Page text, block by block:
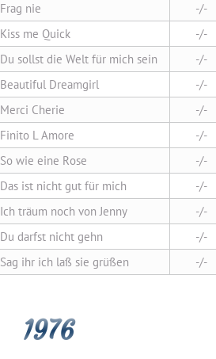
Frag nie
-/-
Kiss me Quick
-/-
Du sollst die Welt für mich sein
-/-
Beautiful Dreamgirl
-/-
Merci Cherie
-/-
Finito L Amore
-/-
So wie eine Rose
-/-
Das ist nicht gut für mich
-/-
Ich träum noch von Jenny
-/-
Du darfst nicht gehn
-/-
Sag ihr ich laß sie grüßen -/-
1976